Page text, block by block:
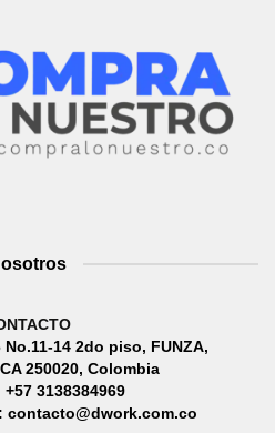
14 2do piso, FUNZA,
250020, Colombia
3138384969
contacto@dwork.com.co